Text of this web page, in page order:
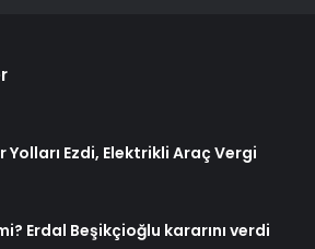
Yolları Ezdi, Elektrikli Araç Vergi
Erdal Beşikçioğlu kararını verdi